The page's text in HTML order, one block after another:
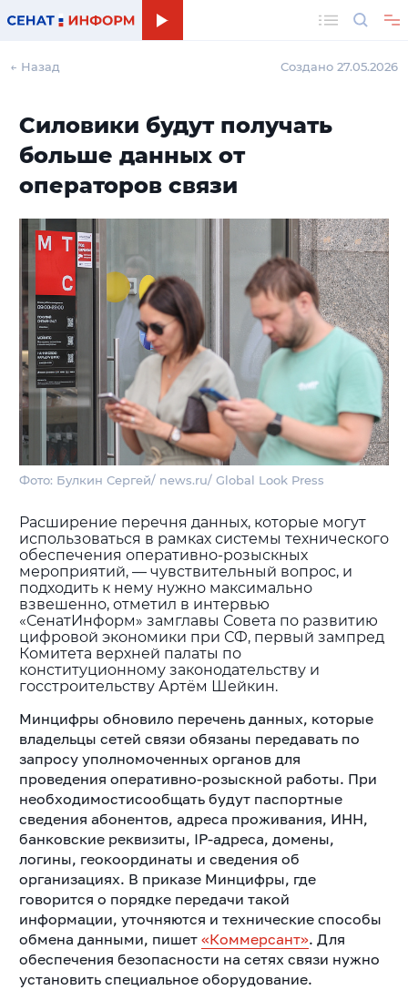
← Назад Создано 27.05.2026
Силовики будут получать
больше данных от
операторов связи
Фото: Булкин Сергей/ news.ru/ Global Look Press
Расширение перечня данных, которые могут
использоваться в рамках системы технического
обеспечения оперативно-розыскных
мероприятий, — чувствительный вопрос, и
подходить к нему нужно максимально
взвешенно, отметил в интервью
«СенатИнформ» замглавы Совета по развитию
цифровой экономики при СФ, первый зампред
Комитета верхней палаты по
конституционному законодательству и
госстроительству Артём Шейкин.
Минцифры обновило перечень данных, которые
владельцы сетей связи обязаны передавать по
запросу уполномоченных органов для
проведения оперативно-розыскной работы. При
необходимостисообщать будут паспортные
сведения абонентов, адреса проживания, ИНН,
банковские реквизиты, IP-адреса, домены,
логины, геокоординаты и сведения об
организациях. В приказе Минцифры, где
говорится о порядке передачи такой
информации, уточняются и технические способы
обмена данными, пишет «Коммерсант». Для
обеспечения безопасности на сетях связи нужно
установить специальное оборудование.